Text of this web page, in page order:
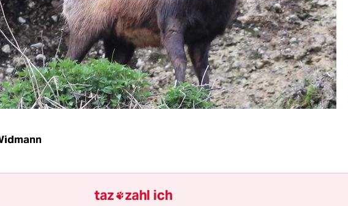
taz|Gämsen in den Alpen haben in den vergangenen
deutlich an Gewicht verloren. Schuld daran ist
taz zahl ich